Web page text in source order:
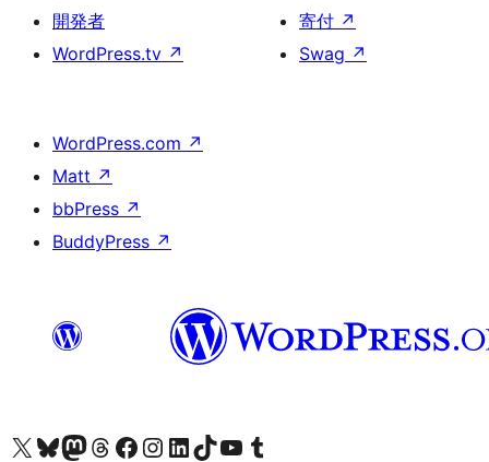
開発者
WordPress.tv ↗
寄付 ↗
Swag ↗
WordPress.com ↗
Matt ↗
bbPress ↗
BuddyPress ↗
X (旧 Twitter) アカウントへBluesky アカウントへMastodon アカウントへThreads アカウントへ Facebook ページへInstagram アカウントへ LinkedIn アカウントへTikTok アカウントへYouTube チャンネルへ Tumblr アカウントへ